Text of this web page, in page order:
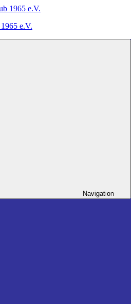
e.V.
Navigation